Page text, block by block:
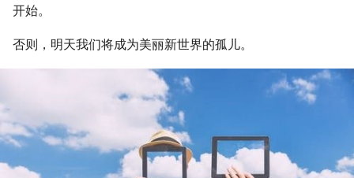
开始。
否则，明天我们将成为美丽新世界的孤儿。